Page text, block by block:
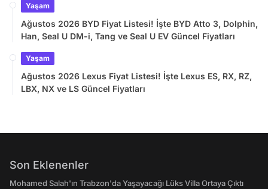
Yaşam
Ağustos 2026 BYD Fiyat Listesi! İşte BYD Atto 3, Dolphin,
Han, Seal U DM-i, Tang ve Seal U EV Güncel Fiyatları
Yaşam
Ağustos 2026 Lexus Fiyat Listesi! İşte Lexus ES, RX, RZ,
LBX, NX ve LS Güncel Fiyatları
Son Eklenenler
Mohamed Salah'ın Trabzon'da Yaşayacağı Lüks Villa Ortaya Çıktı